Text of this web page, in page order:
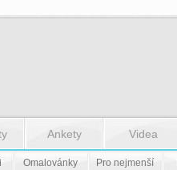
Ankety Videa
Omalovánky Pro nejmenší